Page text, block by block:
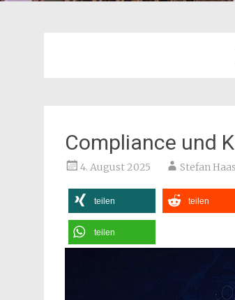
Compliance und
4. August 2025 Stefan Haas
teilen teilen
teilen